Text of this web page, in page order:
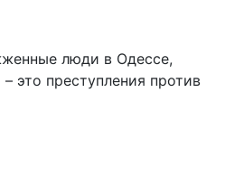
люди в Одессе,
это преступления против